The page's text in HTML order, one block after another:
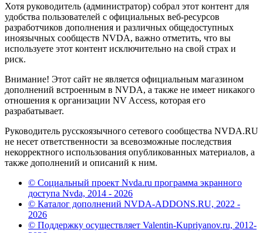
Хотя руководитель (администратор) собрал этот контент для
удобства пользователей с официальных веб-ресурсов
разработчиков дополнения и различных общедоступных
иноязычных сообществ NVDA, важно отметить, что вы
используете этот контент исключительно на свой страх и
риск.
Внимание! Этот сайт не является официальным магазином
дополнений встроенным в NVDA, а также не имеет никакого
отношения к организации NV Access, которая его
разрабатывает.
Руководитель русскоязычного сетевого сообщества NVDA.RU
не несет ответственности за всевозможные последствия
некорректного использования опубликованных материалов, а
также дополнений и описаний к ним.
© Социальный проект Nvda.ru программа экранного
доступа Nvda, 2014 - 2026
© Каталог дополнений NVDA-ADDONS.RU, 2022 -
2026
© Поддержку осуществляет Valentin-Kupriyanov.ru, 2012-